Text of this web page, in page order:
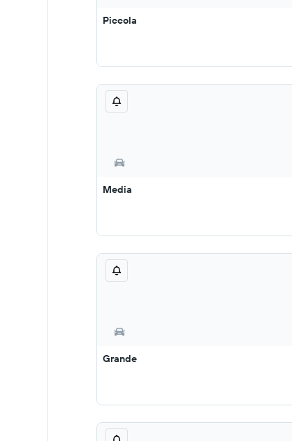
Piccola
Media
Grande